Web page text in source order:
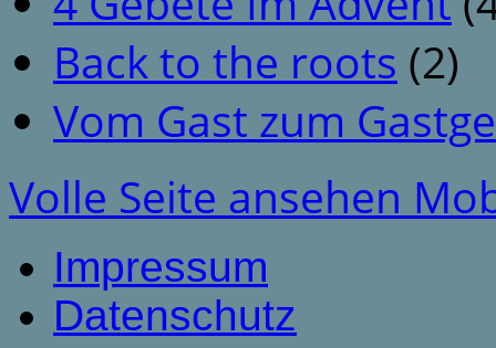
Back to the roots (2)
Vom Gast zum
Volle Seite ansehen
Impressum
Datenschutz